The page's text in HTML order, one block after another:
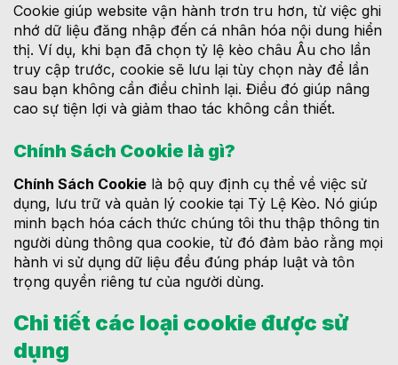
Cookie giúp website vận hành trơn tru hơn, từ việc ghi
nhớ dữ liệu đăng nhập đến cá nhân hóa nội dung hiển
thị. Ví dụ, khi bạn đã chọn tỷ lệ kèo châu Âu cho lần
truy cập trước, cookie sẽ lưu lại tùy chọn này để lần
sau bạn không cần điều chỉnh lại. Điều đó giúp nâng
cao sự tiện lợi và giảm thao tác không cần thiết.
Chính Sách Cookie là gì?
Chính Sách Cookie là bộ quy định cụ thể về việc sử
dụng, lưu trữ và quản lý cookie tại Tỷ Lệ Kèo. Nó giúp
minh bạch hóa cách thức chúng tôi thu thập thông tin
người dùng thông qua cookie, từ đó đảm bảo rằng mọi
hành vi sử dụng dữ liệu đều đúng pháp luật và tôn
trọng quyền riêng tư của người dùng.
Chi tiết các loại cookie được sử
dụng